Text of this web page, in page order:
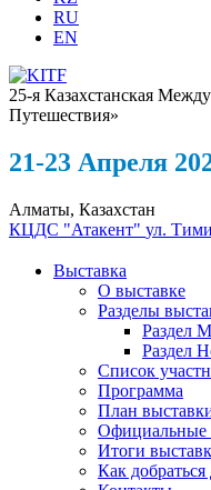
RU
EN
25-я Казахстанская
Путешествия»
21-23 Апреля
Алматы, Казахстан
КЦДС "Атакент" ул.
Выставка
О выставке
Разделы
Раздел
Раздел
Список
Программа
План
Официальные
Итоги
Как